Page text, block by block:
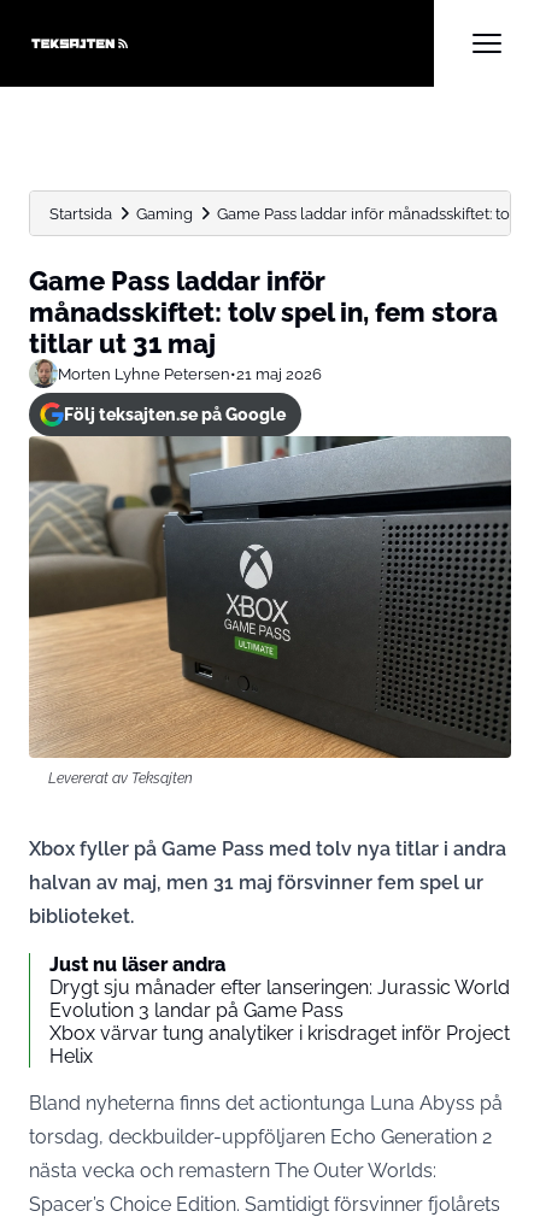
Startsida Gaming Game Pass laddar inför månadsskiftet: tolv
Game Pass laddar inför
månadsskiftet: tolv spel in, fem stora
titlar ut 31 maj
Morten Lyhne Petersen•21 maj 2026
Följ teksajten.se på Google
Levererat av Teksajten
Xbox fyller på Game Pass med tolv nya titlar i andra
halvan av maj, men 31 maj försvinner fem spel ur
biblioteket.
Just nu läser andra
Drygt sju månader efter lanseringen: Jurassic World
Evolution 3 landar på Game Pass
Xbox värvar tung analytiker i krisdraget inför Project
Helix
Bland nyheterna finns det actiontunga Luna Abyss på
torsdag, deckbuilder-uppföljaren Echo Generation 2
nästa vecka och remastern The Outer Worlds:
Spacer’s Choice Edition. Samtidigt försvinner fjolårets